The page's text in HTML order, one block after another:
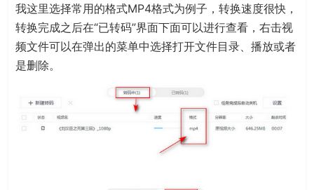
我这里选择常用的格式MP4格式为例子，转换速度很快，
转换完成之后在“已转码”界面下面可以进行查看，右击视
频文件可以在弹出的菜单中选择打开文件目录、播放或者
是删除。